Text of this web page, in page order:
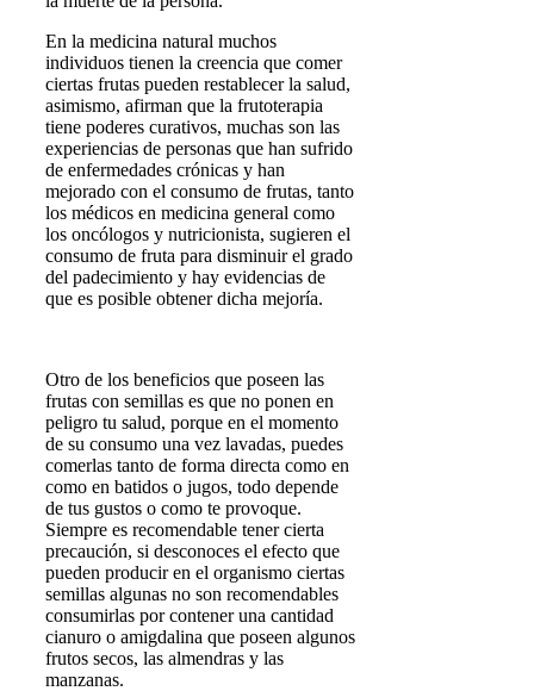
En la medicina natural muchos
individuos tienen la creencia que comer
ciertas frutas pueden restablecer la salud,
asimismo, afirman que la frutoterapia
tiene poderes curativos, muchas son las
experiencias de personas que han sufrido
de enfermedades crónicas y han
mejorado con el consumo de frutas, tanto
los médicos en medicina general como
los oncólogos y nutricionista, sugieren el
consumo de fruta para disminuir el grado
del padecimiento y hay evidencias de
que es posible obtener dicha mejoría.
Otro de los beneficios que poseen las
frutas con semillas es que no ponen en
peligro tu salud, porque en el momento
de su consumo una vez lavadas, puedes
comerlas tanto de forma directa como en
como en batidos o jugos, todo depende
de tus gustos o como te provoque.
Siempre es recomendable tener cierta
precaución, si desconoces el efecto que
pueden producir en el organismo ciertas
semillas algunas no son recomendables
consumirlas por contener una cantidad
cianuro o amigdalina que poseen algunos
frutos secos, las almendras y las
manzanas.